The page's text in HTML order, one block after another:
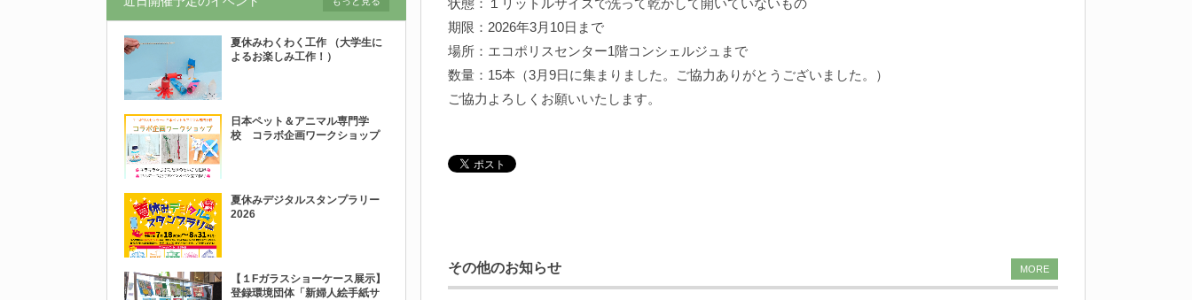
状態：１リットルサイズで洗って乾かして開いていないもの
期限：2026年3月10日まで
場所：エコポリスセンター1階コンシェルジュまで
数量：15本（3月9日に集まりました。ご協力ありがとうございました。）
ご協力よろしくお願いいたします。
その他のお知らせ MORE
夏休みわくわく工作 （大学生に
よるお楽しみ工作！）
日本ペット＆アニマル専門学
校 コラボ企画ワークショップ
夏休みデジタルスタンプラリー
2026
【１Fガラスショーケース展示】
登録環境団体「新婦人絵手紙サ